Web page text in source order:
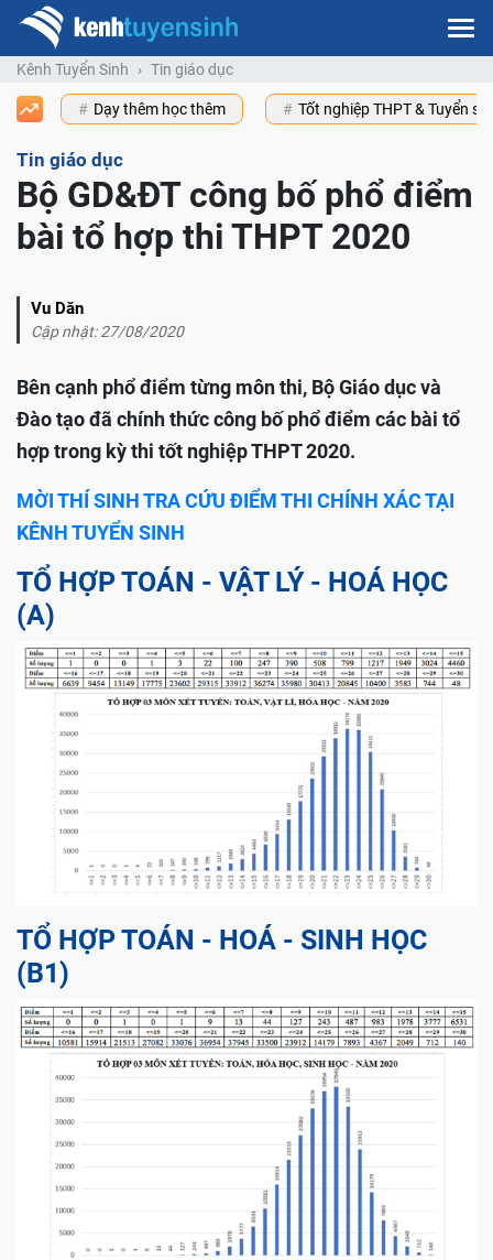
Kênh Tuyển Sinh Tin giáo dục
Dạy thêm học thêm Tốt nghiệp THPT & Tuyển
Tin giáo dục
Bộ GD&ĐT công bố phổ điểm
bài tổ hợp thi THPT 2020
Vu Dăn
Cập nhật: 27/08/2020
Bên cạnh phổ điểm từng môn thi, Bộ Giáo dục và
Đào tạo đã chính thức công bố phổ điểm các bài tổ
hợp trong kỳ thi tốt nghiệp THPT 2020.
MỜI THÍ SINH TRA CỨU ĐIỂM THI CHÍNH XÁC TẠI
KÊNH TUYỂN SINH
TỔ HỢP TOÁN - VẬT LÝ - HOÁ HỌC
(A)
TỔ HỢP TOÁN - HOÁ - SINH HỌC
(B1)